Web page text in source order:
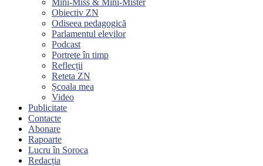
Mini-Miss & Mini-Mister
Obiectiv ZN
Odiseea pedagogică
Parlamentul elevilor
Podcast
Portrete în timp
Reflecții
Reteta ZN
Școala mea
Video
Publicitate
Contacte
Abonare
Rapoarte
Lucru în Soroca
Redacția